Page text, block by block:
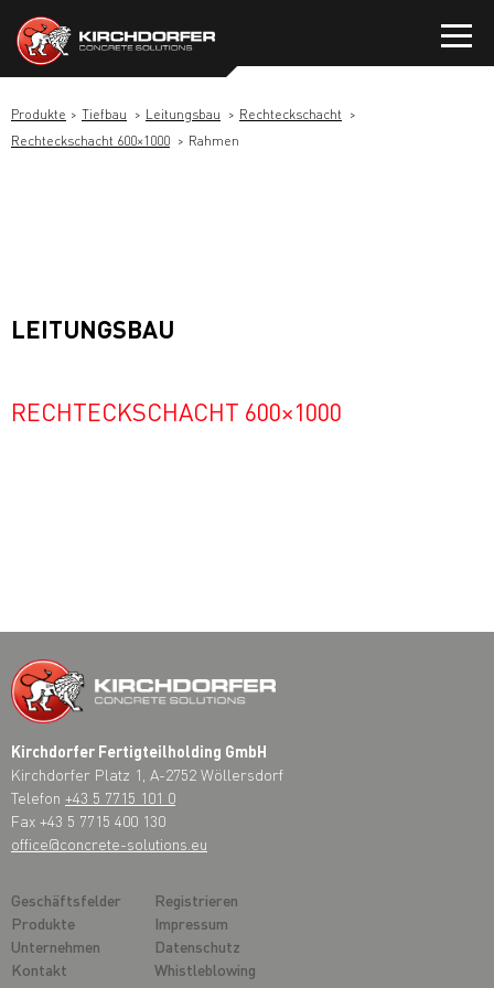
Inhalt
springen
Produkte Tiefbau Leitungsbau
Rechteckschacht
Rechteckschacht 600×1000
Rahmen
LEITUNGSBAU
RECHTECKSCHACHT 600×1000
Kirchdorfer Fertigteilholding GmbH
Kirchdorfer Platz 1, A-2752 Wöllersdorf
Telefon +43 5 7715 101 0
Fax +43 5 7715 400 130
office@concrete-solutions.eu
Geschäftsfelder
Produkte
Unternehmen
Kontakt
Registrieren
Impressum
Datenschutz
Whistleblowing